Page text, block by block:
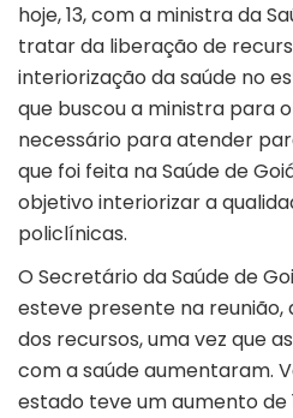
hoje, 13, com a ministra da
tratar da liberação de
interiorização da saúde no
que buscou a ministra para
necessário para atender
que foi feita na Saúde de
objetivo interiorizar a
policlínicas.
O Secretário da Saúde de
esteve presente na reunião,
dos recursos, uma vez que
com a saúde aumentaram.
estado teve um aumento de